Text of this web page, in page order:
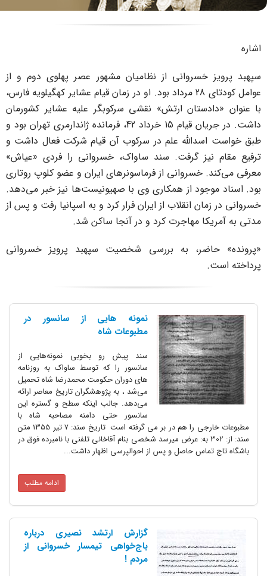
از نظامیان مشهور عصر پهلوی دوم و از
عوامل کودتای 28 مرداد بود. او در زمان قیام عشایر کهگیلویه‌ فارس،
ارتش» نقشی سرکوبگر علیه عشایر کشورمان
داشت. در جریان قیام 15 خرداد 42، فرمانده ژاندارمری تهران بود و
علم در سرکوب آن قیام شرکت فعال داشت و
گرفت. سند ساواک، خسروانی را فردی «عیاش»
از فرماسونرهای ایران و عضو کلوپ روتاری
از همکاری وی با صهیونیست‌ها نیز خبر می‌دهد.
انقلاب از ایران فرار کرد و به اسپانیا رفت و پس از
مهاجرت کرد و در آنجا ساکن شد.
به بررسی شخصیت سپهبد پرویز خسروانی
نمونه هایی از سانسور در
مطبوعات شاه
سند پیش رو بخوبی نمونه‌هایی از
سانسور را که توسط ساواک به روزنامه
های دوران حکومت محمدرضا شاه تحمیل
می‌شد ، به پژوهشگران تاریخ معاصر ارائه
می‌دهد. جالب اینکه سطح و گستره این
سانسور حتی دامنه مصاحبه شاه با
مطبوعات خارجی را هم در بر می گرفته است تاریخ سند: 7 تیر 1355 متن
از: 302 به: عرض میرسد شخصی بنام آقاخانی تلفنی با نامبرده فوق در
حاصل و پس از احوالپرسی اظهار داشت...
گزارش ارتشد نصیری درباره
باج‌خواهی تیمسار خسروانی از
مردم !